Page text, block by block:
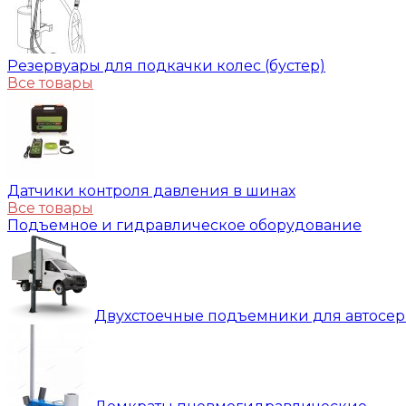
Резервуары для подкачки колес (бустер)
Все товары
Датчики контроля давления в шинах
Все товары
Подъемное и гидравлическое оборудование
Двухстоечные подъемники для